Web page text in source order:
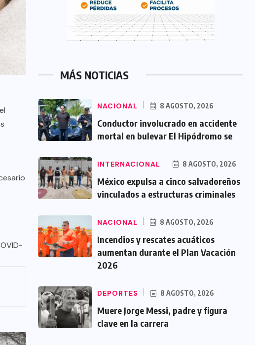
MÁS NOTICIAS
NACIONAL 8 AGOSTO, 2026
Conductor involucrado en accidente
mortal en bulevar El Hipódromo se
INTERNACIONAL 8 AGOSTO, 2026
México expulsa a cinco salvadoreños
vinculados a estructuras criminales
NACIONAL 8 AGOSTO, 2026
Incendios y rescates acuáticos
aumentan durante el Plan Vacación
2026
DEPORTES 8 AGOSTO, 2026
Muere Jorge Messi, padre y figura
clave en la carrera